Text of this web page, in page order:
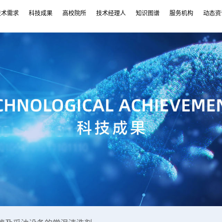
术需求 科技成果 高校院所 技术经理人 知识图谱 服务机构 动态